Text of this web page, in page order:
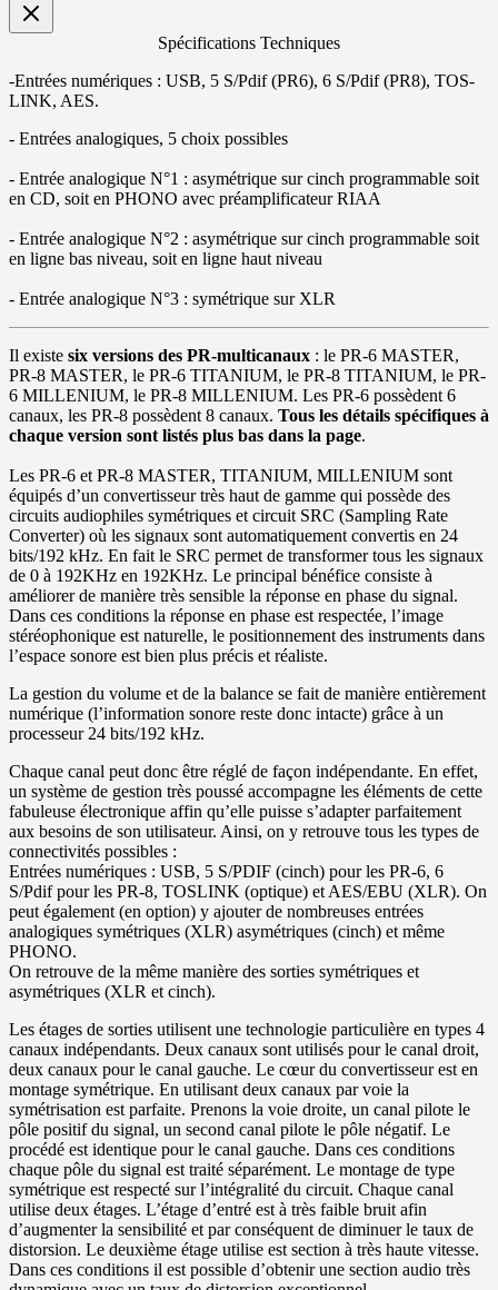
Spécifications Techniques
-Entrées numériques : USB, 5 S/Pdif (PR6), 6 S/Pdif (PR8), TOS-
LINK, AES.
- Entrées analogiques, 5 choix possibles
- Entrée analogique N°1 : asymétrique sur cinch programmable soit
en CD, soit en PHONO avec préamplificateur RIAA
- Entrée analogique N°2 : asymétrique sur cinch programmable soit
en ligne bas niveau, soit en ligne haut niveau
- Entrée analogique N°3 : symétrique sur XLR
Il existe six versions des PR-multicanaux : le PR-6 MASTER,
PR-8 MASTER, le PR-6 TITANIUM, le PR-8 TITANIUM, le PR-
6 MILLENIUM, le PR-8 MILLENIUM. Les PR-6 possèdent 6
canaux, les PR-8 possèdent 8 canaux. Tous les détails spécifiques à
chaque version sont listés plus bas dans la page.
Les PR-6 et PR-8 MASTER, TITANIUM, MILLENIUM sont
équipés d’un convertisseur très haut de gamme qui possède des
circuits audiophiles symétriques et circuit SRC (Sampling Rate
Converter) où les signaux sont automatiquement convertis en 24
bits/192 kHz. En fait le SRC permet de transformer tous les signaux
de 0 à 192KHz en 192KHz. Le principal bénéfice consiste à
améliorer de manière très sensible la réponse en phase du signal.
Dans ces conditions la réponse en phase est respectée, l’image
stéréophonique est naturelle, le positionnement des instruments dans
l’espace sonore est bien plus précis et réaliste.
La gestion du volume et de la balance se fait de manière entièrement
numérique (l’information sonore reste donc intacte) grâce à un
processeur 24 bits/192 kHz.
Chaque canal peut donc être réglé de façon indépendante. En effet,
un système de gestion très poussé accompagne les éléments de cette
fabuleuse électronique affin qu’elle puisse s’adapter parfaitement
aux besoins de son utilisateur. Ainsi, on y retrouve tous les types de
connectivités possibles :
Entrées numériques : USB, 5 S/PDIF (cinch) pour les PR-6, 6
S/Pdif pour les PR-8, TOSLINK (optique) et AES/EBU (XLR). On
peut également (en option) y ajouter de nombreuses entrées
analogiques symétriques (XLR) asymétriques (cinch) et même
PHONO.
On retrouve de la même manière des sorties symétriques et
asymétriques (XLR et cinch).
Les étages de sorties utilisent une technologie particulière en types 4
canaux indépendants. Deux canaux sont utilisés pour le canal droit,
deux canaux pour le canal gauche. Le cœur du convertisseur est en
montage symétrique. En utilisant deux canaux par voie la
symétrisation est parfaite. Prenons la voie droite, un canal pilote le
pôle positif du signal, un second canal pilote le pôle négatif. Le
procédé est identique pour le canal gauche. Dans ces conditions
chaque pôle du signal est traité séparément. Le montage de type
symétrique est respecté sur l’intégralité du circuit. Chaque canal
utilise deux étages. L’étage d’entré est à très faible bruit afin
d’augmenter la sensibilité et par conséquent de diminuer le taux de
distorsion. Le deuxième étage utilise est section à très haute vitesse.
Dans ces conditions il est possible d’obtenir une section audio très